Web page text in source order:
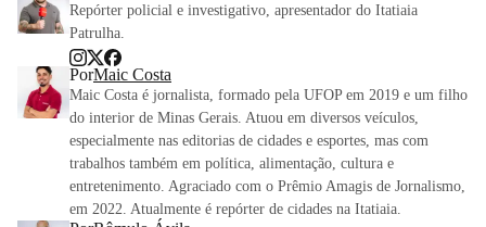
Repórter policial e investigativo, apresentador do Itatiaia
Patrulha.
PorMaic Costa
Maic Costa é jornalista, formado pela UFOP em 2019 e um filho
do interior de Minas Gerais. Atuou em diversos veículos,
especialmente nas editorias de cidades e esportes, mas com
trabalhos também em política, alimentação, cultura e
entretenimento. Agraciado com o Prêmio Amagis de Jornalismo,
em 2022. Atualmente é repórter de cidades na Itatiaia.